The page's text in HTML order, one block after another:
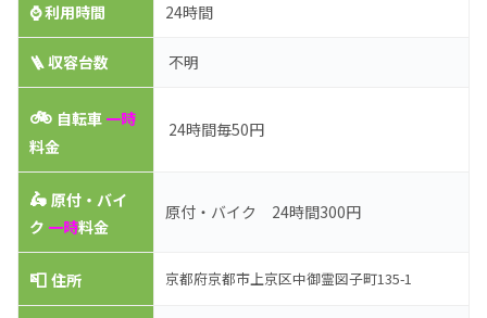
⌚利用時間 24時間
🪜 収容台数 不明
🚲 自転車 一時
料金
24時間毎50円
🛵原付・バイ
ク 一時料金
原付・バイク 24時間300円
📮住所 京都府京都市上京区中御霊図子町135-1